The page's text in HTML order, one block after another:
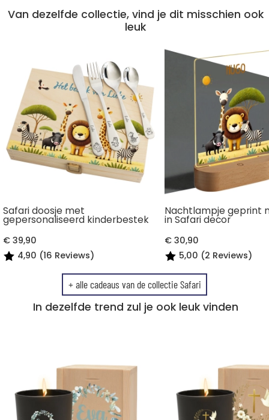
Van dezelfde collectie, vind je dit misschien ook
leuk
Safari doosje met
gepersonaliseerd kinderbestek
€ 39,90
4,90 (16 Reviews)
Nachtlampje geprint
in Safari decor
€ 30,90
5,00 (2 Reviews)
+ alle cadeaus van de collectie Safari
In dezelfde trend zul je ook leuk vinden